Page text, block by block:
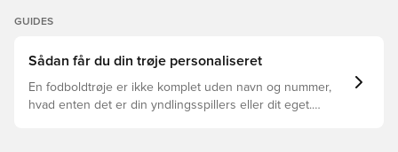
GUIDES
Sådan får du din trøje personaliseret
En fodboldtrøje er ikke komplet uden navn og nummer,
hvad enten det er din yndlingsspillers eller dit eget.